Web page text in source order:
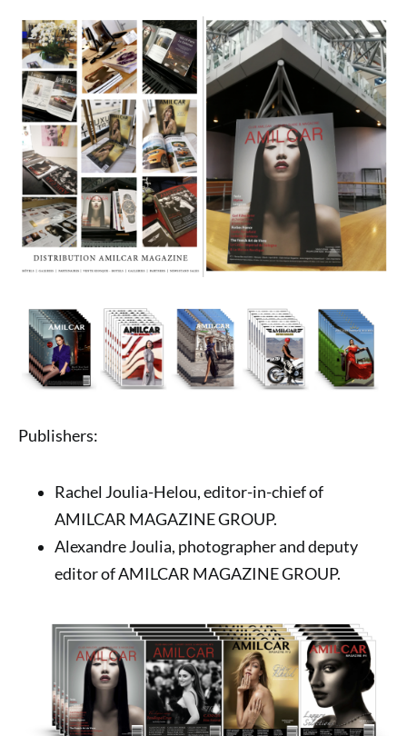
Publishers:
Rachel Joulia-Helou, editor-in-chief of
AMILCAR MAGAZINE GROUP.
Alexandre Joulia, photographer and deputy
editor of AMILCAR MAGAZINE GROUP.